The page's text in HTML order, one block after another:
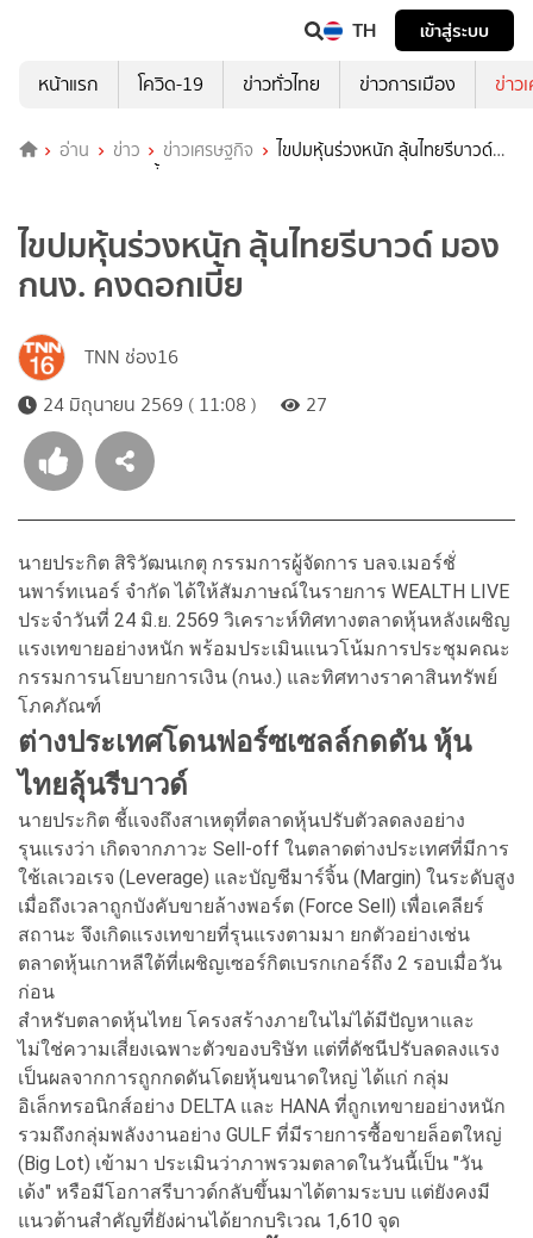
TH
เข้าสู่ระบบ
หน้าแรก
โควิด-19 ข่าวทั่วไทย ข่าวการเมือง ข่าว
อ่าน ข่าว ข่าวเศรษฐกิจ
ไขปมหุ้นร่วงหนัก ลุ้นไทยรีบาวด์
มอง กนง. คงดอกเบี้ย
ไขปมหุ้นร่วงหนัก ลุ้นไทยรีบาวด์ มอง
กนง. คงดอกเบี้ย
TNN ช่อง16
24 มิถุนายน 2569 ( 11:08 )
27
นายประกิต สิริวัฒนเกตุ กรรมการผู้จัดการ บลจ.เมอร์ชั่
นพาร์ทเนอร์ จำกัด ได้ให้สัมภาษณ์ในรายการ WEALTH LIVE
ประจำวันที่ 24 มิ.ย. 2569 วิเคราะห์ทิศทางตลาดหุ้นหลังเผชิญ
แรงเทขายอย่างหนัก พร้อมประเมินแนวโน้มการประชุมคณะ
กรรมการนโยบายการเงิน (กนง.) และทิศทางราคาสินทรัพย์
โภคภัณฑ์
ต่างประเทศโดนฟอร์ซเซลล์กดดัน หุ้น
ไทยลุ้นรีบาวด์
นายประกิต ชี้แจงถึงสาเหตุที่ตลาดหุ้นปรับตัวลดลงอย่าง
รุนแรงว่า เกิดจากภาวะ Sell-off ในตลาดต่างประเทศที่มีการ
ใช้เลเวอเรจ (Leverage) และบัญชีมาร์จิ้น (Margin) ในระดับสูง
เมื่อถึงเวลาถูกบังคับขายล้างพอร์ต (Force Sell) เพื่อเคลียร์
สถานะ จึงเกิดแรงเทขายที่รุนแรงตามมา ยกตัวอย่างเช่น
ตลาดหุ้นเกาหลีใต้ที่เผชิญเซอร์กิตเบรกเกอร์ถึง 2 รอบเมื่อวัน
ก่อน
สำหรับตลาดหุ้นไทย โครงสร้างภายในไม่ได้มีปัญหาและ
ไม่ใช่ความเสี่ยงเฉพาะตัวของบริษัท แต่ที่ดัชนีปรับลดลงแรง
เป็นผลจากการถูกกดดันโดยหุ้นขนาดใหญ่ ได้แก่ กลุ่ม
อิเล็กทรอนิกส์อย่าง DELTA และ HANA ที่ถูกเทขายอย่างหนัก
รวมถึงกลุ่มพลังงานอย่าง GULF ที่มีรายการซื้อขายล็อตใหญ่
(Big Lot) เข้ามา ประเมินว่าภาพรวมตลาดในวันนี้เป็น "วัน
เด้ง" หรือมีโอกาสรีบาวด์กลับขึ้นมาได้ตามระบบ แต่ยังคงมี
แนวต้านสำคัญที่ยังผ่านได้ยากบริเวณ 1,610 จุด